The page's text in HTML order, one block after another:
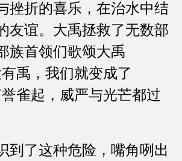
挫折的喜乐，在治水中结
友谊。大禹拯救了无数部
族首领们歌颂大禹
禹，我们就变成了
雀起，威严与光芒都过
了这种危险，嘴角咧出